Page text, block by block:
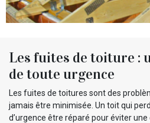
Les fuites de toiture :
de toute urgence
Les fuites de toitures sont des
jamais être minimisée. Un toit qui
d’urgence être réparé pour éviter